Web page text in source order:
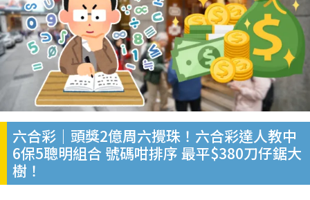
六合彩｜頭獎2億周六攪珠！六合彩達人教中
6保5聰明組合 號碼咁排序 最平$380刀仔鋸大
樹！